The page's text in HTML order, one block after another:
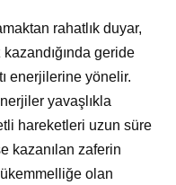
rahatlık duyar,
geride
enerjilerine yönelir.
yavaşlıkla
hareketleri uzun süre
kazanılan zaferin
olan